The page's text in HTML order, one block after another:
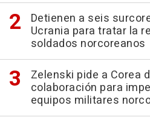
Detienen a seis
Ucrania para tratar la
soldados norcoreanos
Zelenski pide a Corea
colaboración para
equipos militares